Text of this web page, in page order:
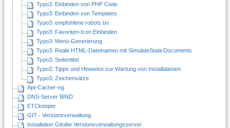
Typo3: Einbinden von PHP Code
Typo3: Einbinden von Templates
Typo3: empfohlene robots.txt
Typo3: Favoriten-Icon Einbinden
Typo3: Menü-Generierung
Typo3: Reale HTML-Dateinamen mit SimulateStaticDocuments
Typo3: Seitentitel
Typo3: Tipps und Hinweise zur Wartung von Installationen
Typo3: Zeichensätze
Apt-Cacher-ng
DNS-Server BIND
ETCkeeper
GIT - Versionsverwaltung
Installation Gitolite Versionsverwaltungsserver